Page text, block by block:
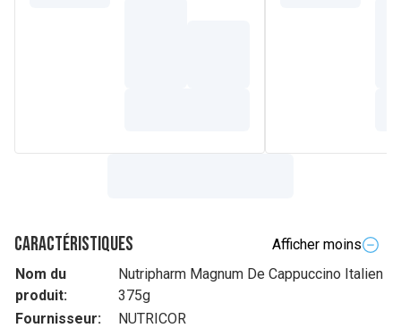
Caractéristiques
Afficher moins
Nom du
produit:
Nutripharm Magnum De Cappuccino Italien
375g
Fournisseur:
NUTRICOR